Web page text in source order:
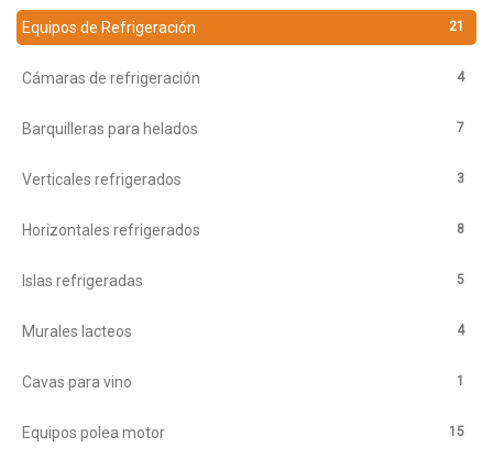
Equipos de Refrigeración 21
Cámaras de refrigeración 4
Barquilleras para helados 7
Verticales refrigerados 3
Horizontales refrigerados 8
Islas refrigeradas 5
Murales lacteos 4
Cavas para vino 1
Equipos polea motor 15